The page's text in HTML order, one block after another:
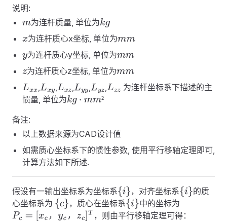
说明:
m 为连杆质量, 单位为kg
x为连杆质心x坐标, 单位为mm
y为连杆质心y坐标, 单位为mm
z为连杆质心z坐标, 单位为mm
Lxx ,Lxy ,Lxz,Lyy,Lyz,Lzz 为连杆坐标系下描述的主
惯量, 单位为
²
kg· m m²
备注:
以上数据来源为CAD设计值
如需质心坐标系下的惯性参数, 使用平行移轴定理即可,
计算方法如下所述.
假设有一输出坐标系为坐标系{ } ，对齐坐标系{ } 的质
心坐标系为 { c} ，质心在坐标系{ } 中的坐标为
， ，
Pc =[x c，y ，zc ]T ，则由平行移轴定理可得：